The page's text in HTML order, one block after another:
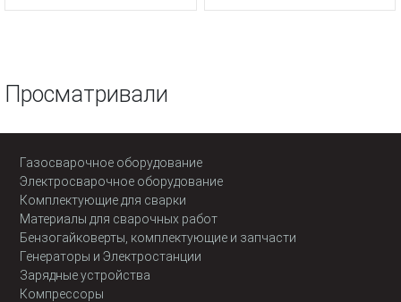
Просматривали
Газосварочное оборудование
Электросварочное оборудование
Комплектующие для сварки
Материалы для сварочных работ
Бензогайковерты, комплектующие и запчасти
Генераторы и Электростанции
Зарядные устройства
Компрессоры